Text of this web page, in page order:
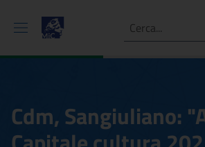
Ricerca
Cdm, Sangiuliano: